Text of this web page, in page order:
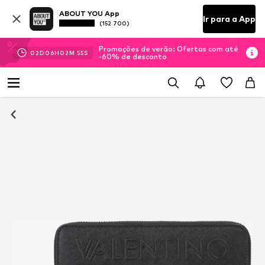
ABOUT YOU App
(152 700) Ir para a App
02D 06H 02M 55S
Promoções de verão: Ofertas com até
-60% de desconto